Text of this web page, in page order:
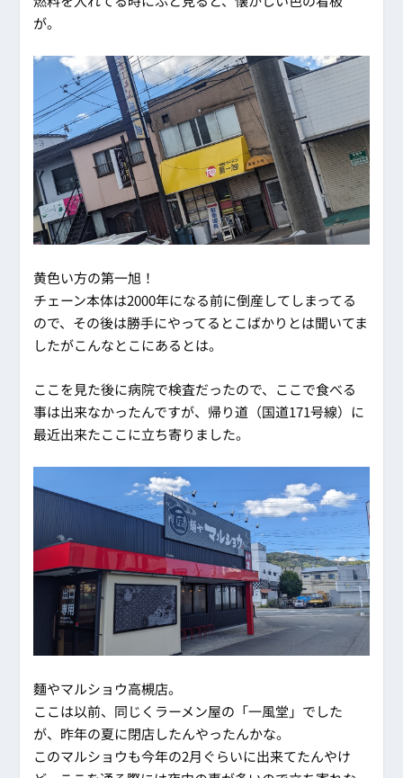
が。
黄色い方の第一旭！
チェーン本体は2000年になる前に倒産してしまってる
ので、その後は勝手にやってるとこばかりとは聞いてま
したがこんなとこにあるとは。
ここを見た後に病院で検査だったので、ここで食べる
事は出来なかったんですが、帰り道（国道171号線）に
最近出来たここに立ち寄りました。
麵やマルショウ高槻店。
ここは以前、同じくラーメン屋の「一風堂」でした
が、昨年の夏に閉店したんやったんかな。
このマルショウも今年の2月ぐらいに出来てたんやけ